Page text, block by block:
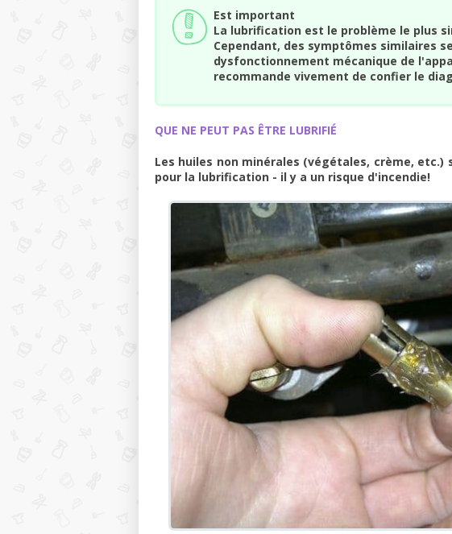
Est important
La lubrification est le problème le plus
Cependant, des symptômes similaires
dysfonctionnement mécanique de
recommande vivement de confier le
QUE NE PEUT PAS ÊTRE LUBRIFIÉ
Les huiles non minérales (végétales, crème,
pour la lubrification - il y a un risque d'incendie!